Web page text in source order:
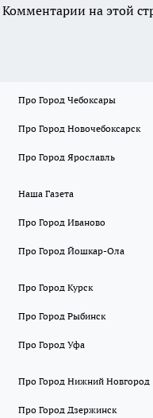
Комментарии на этой
Про Город Чебоксары
Про Город Новочебоксарск
Про Город Ярославль
Наша Газета
Про Город Иваново
Про Город Йошкар-Ола
Про Город Курск
Про Город Рыбинск
Про Город Уфа
Про Город Нижний Новгород
Про Город Дзержинск